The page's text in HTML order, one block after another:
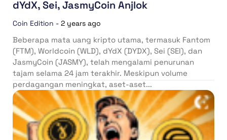
dYdX, Sei, JasmyCoin Anjlok
Coin Edition - 2 years ago
Beberapa mata uang kripto utama, termasuk Fantom
(FTM), Worldcoin (WLD), dYdX (DYDX), Sei (SEI), dan
JasmyCoin (JASMY), telah mengalami penurunan
tajam selama 24 jam terakhir. Meskipun volume
perdagangan meningkat, aset-aset...